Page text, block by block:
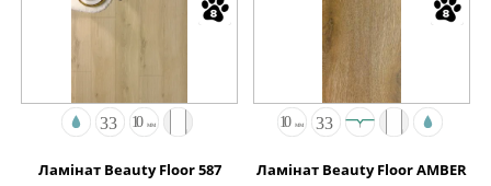
Ламінат Beauty Floor 587
Ламінат Beauty Floor AMBER